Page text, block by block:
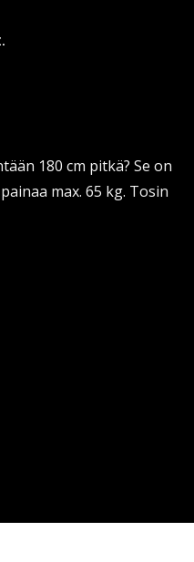
180 cm pitkä? Se on
max. 65 kg. Tosin